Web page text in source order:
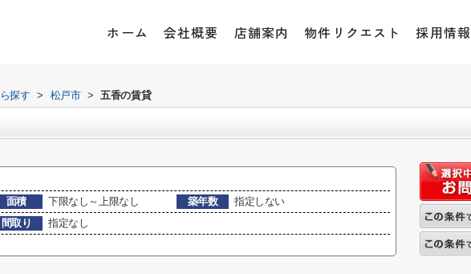
ホーム 会社概要 店舗案内 物件リクエスト 採用情報
探す > 松戸市 > 五香の賃貸
面積 下限なし～上限なし 築年数
指定しない
間取り
指定なし